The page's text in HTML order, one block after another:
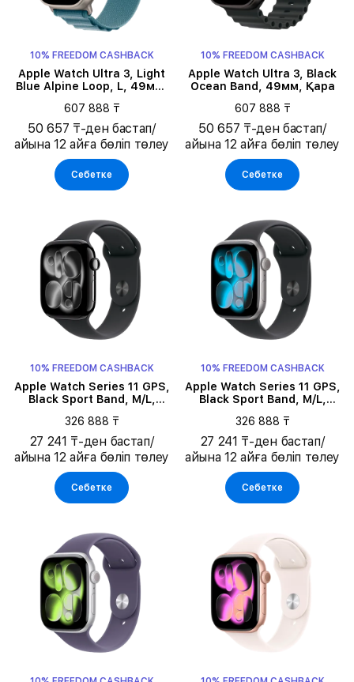
10% FREEDOM CASHBACK
Apple Watch Ultra 3, Light
Blue Alpine Loop, L, 49мм,
607 888 ₸
50 657 ₸-ден бастап/
айына 12 айға бөліп төлеу
Себетке
10% FREEDOM CASHBACK
Apple Watch Ultra 3, Black
Ocean Band, 49мм, Қара
607 888 ₸
50 657 ₸-ден бастап/
айына 12 айға бөліп төлеу
Себетке
10% FREEDOM CASHBACK
Apple Watch Series 11 GPS,
Black Sport Band, M/L,
326 888 ₸
27 241 ₸-ден бастап/
айына 12 айға бөліп төлеу
Себетке
10% FREEDOM CASHBACK
Apple Watch Series 11 GPS,
Black Sport Band, M/L,
Aluminium
326 888 ₸
27 241 ₸-ден бастап/
айына 12 айға бөліп төлеу
Себетке